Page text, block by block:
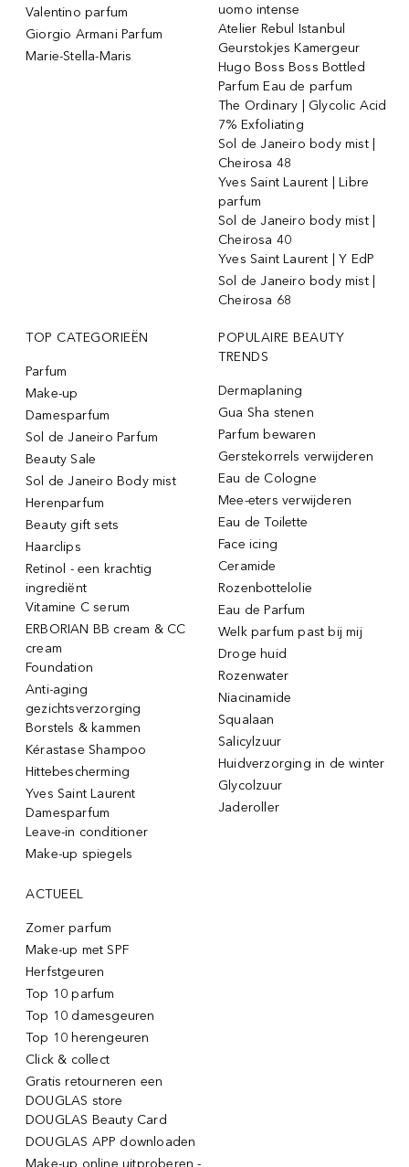
Valentino parfum
Giorgio Armani Parfum
Marie-Stella-Maris
uomo intense
Atelier Rebul Istanbul
Geurstokjes Kamergeur
Hugo Boss Boss Bottled
Parfum Eau de parfum
The Ordinary | Glycolic Acid
7% Exfoliating
Sol de Janeiro body mist |
Cheirosa 48
Yves Saint Laurent | Libre
parfum
Sol de Janeiro body mist |
Cheirosa 40
Yves Saint Laurent | Y EdP
Sol de Janeiro body mist |
Cheirosa 68
TOP CATEGORIEËN
Parfum
Make-up
Damesparfum
Sol de Janeiro Parfum
Beauty Sale
Sol de Janeiro Body mist
Herenparfum
Beauty gift sets
Haarclips
Retinol - een krachtig
ingrediënt
Vitamine C serum
ERBORIAN BB cream & CC
cream
Foundation
Anti-aging
gezichtsverzorging
Borstels & kammen
Kérastase Shampoo
Hittebescherming
Yves Saint Laurent
Damesparfum
Leave-in conditioner
Make-up spiegels
POPULAIRE BEAUTY
TRENDS
Dermaplaning
Gua Sha stenen
Parfum bewaren
Gerstekorrels verwijderen
Eau de Cologne
Mee-eters verwijderen
Eau de Toilette
Face icing
Ceramide
Rozenbottelolie
Eau de Parfum
Welk parfum past bij mij
Droge huid
Rozenwater
Niacinamide
Squalaan
Salicylzuur
Huidverzorging in de winter
Glycolzuur
Jaderoller
ACTUEEL
Zomer parfum
Make-up met SPF
Herfstgeuren
Top 10 parfum
Top 10 damesgeuren
Top 10 herengeuren
Click & collect
Gratis retourneren een
DOUGLAS store
DOUGLAS Beauty Card
DOUGLAS APP downloaden
Make-up online uitproberen -